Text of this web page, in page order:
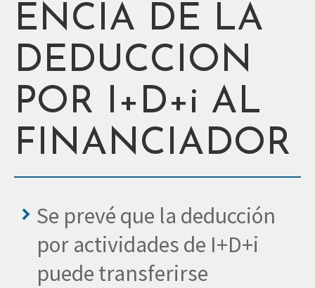
ENCIA DE LA
DEDUCCION
POR I+D+i AL
FINANCIADOR
Se prevé que la deducción
por actividades de I+D+i
puede transferirse